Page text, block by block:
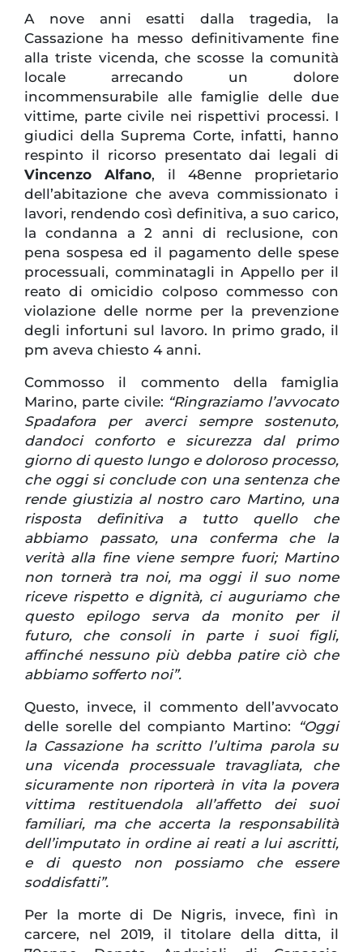
A nove anni esatti dalla tragedia, la
Cassazione ha messo definitivamente fine
alla triste vicenda, che scosse la comunità
locale arrecando un dolore
incommensurabile alle famiglie delle due
vittime, parte civile nei rispettivi processi. I
giudici della Suprema Corte, infatti, hanno
respinto il ricorso presentato dai legali di
Vincenzo Alfano, il 48enne proprietario
dell’abitazione che aveva commissionato i
lavori, rendendo così definitiva, a suo carico,
la condanna a 2 anni di reclusione, con
pena sospesa ed il pagamento delle spese
processuali, comminatagli in Appello per il
reato di omicidio colposo commesso con
violazione delle norme per la prevenzione
degli infortuni sul lavoro. In primo grado, il
pm aveva chiesto 4 anni.
Commosso il commento della famiglia
Marino, parte civile: “Ringraziamo l’avvocato
Spadafora per averci sempre sostenuto,
dandoci conforto e sicurezza dal primo
giorno di questo lungo e doloroso processo,
che oggi si conclude con una sentenza che
rende giustizia al nostro caro Martino, una
risposta definitiva a tutto quello che
abbiamo passato, una conferma che la
verità alla fine viene sempre fuori; Martino
non tornerà tra noi, ma oggi il suo nome
riceve rispetto e dignità, ci auguriamo che
questo epilogo serva da monito per il
futuro, che consoli in parte i suoi figli,
affinché nessuno più debba patire ciò che
abbiamo sofferto noi”.
Questo, invece, il commento dell’avvocato
delle sorelle del compianto Martino:
“Oggi
la Cassazione ha scritto l’ultima parola su
una vicenda processuale travagliata, che
sicuramente non riporterà in vita la povera
vittima restituendola all’affetto dei suoi
familiari, ma che accerta la responsabilità
dell’imputato in ordine ai reati a lui ascritti,
e di questo non possiamo che essere
soddisfatti”.
Per la morte di De Nigris, invece, finì in
carcere, nel 2019, il titolare della ditta, il